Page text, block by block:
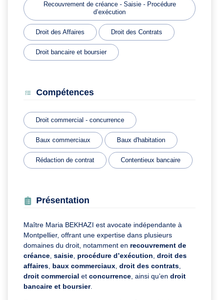
Recouvrement de créance - Saisie - Procédure
d’exécution
Droit des Affaires Droit des Contrats
Droit bancaire et boursier
Compétences
Droit commercial - concurrence
Baux commerciaux Baux d'habitation
Rédaction de contrat Contentieux bancaire
Présentation
Maître Maria BEKHAZI est avocate indépendante à
Montpellier, offrant une expertise dans plusieurs
domaines du droit, notamment en recouvrement de
créance, saisie, procédure d’exécution, droit des
affaires, baux commerciaux, droit des contrats,
droit commercial et concurrence, ainsi qu’en droit
bancaire et boursier.